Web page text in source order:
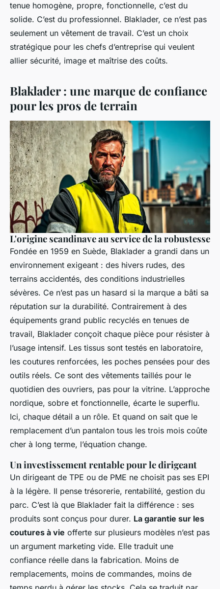
tenue homogène, propre, fonctionnelle, c’est du
solide. C’est du professionnel. Blaklader, ce n’est pas
seulement un vêtement de travail. C’est un choix
stratégique pour les chefs d’entreprise qui veulent
allier sécurité, image et maîtrise des coûts.
Blaklader : une marque de confiance
pour les pros de terrain
L'origine scandinave au service de la robustesse
Fondée en 1959 en Suède, Blaklader a grandi dans un
environnement exigeant : des hivers rudes, des
terrains accidentés, des conditions industrielles
sévères. Ce n’est pas un hasard si la marque a bâti sa
réputation sur la durabilité. Contrairement à des
équipements grand public recyclés en tenues de
travail, Blaklader conçoit chaque pièce pour résister à
l’usage intensif. Les tissus sont testés en laboratoire,
les coutures renforcées, les poches pensées pour des
outils réels. Ce sont des vêtements taillés pour le
quotidien des ouvriers, pas pour la vitrine. L’approche
nordique, sobre et fonctionnelle, écarte le superflu.
Ici, chaque détail a un rôle. Et quand on sait que le
remplacement d’un pantalon tous les trois mois coûte
cher à long terme, l’équation change.
Un investissement rentable pour le dirigeant
Un dirigeant de TPE ou de PME ne choisit pas ses EPI
à la légère. Il pense trésorerie, rentabilité, gestion du
parc. C’est là que Blaklader fait la différence : ses
produits sont conçus pour durer. La garantie sur les
coutures à vie offerte sur plusieurs modèles n’est pas
un argument marketing vide. Elle traduit une
confiance réelle dans la fabrication. Moins de
remplacements, moins de commandes, moins de